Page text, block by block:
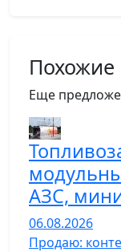
Еще
АЗС,
06.08.2026
Продаю: